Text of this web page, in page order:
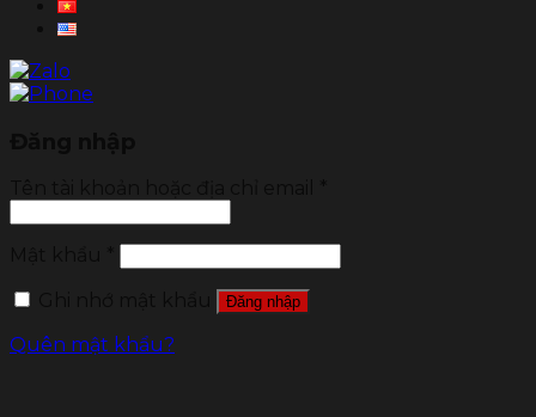
Đăng nhập
Quên mật khẩu?